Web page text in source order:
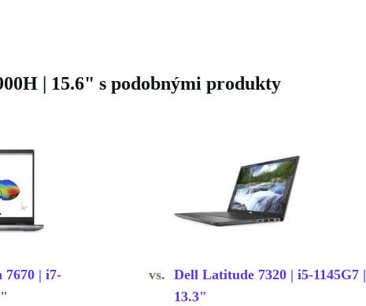
| 15.6" s podobnými produkty
7670 | i7-
vs. Dell Latitude 7320 | i5-1145G7 |
13.3"